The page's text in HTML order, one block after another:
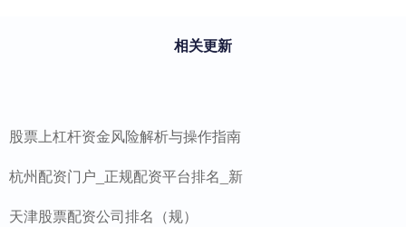
相关更新
股票上杠杆资金风险解析与操作指南
杭州配资门户_正规配资平台排名_新
天津股票配资公司排名（规）